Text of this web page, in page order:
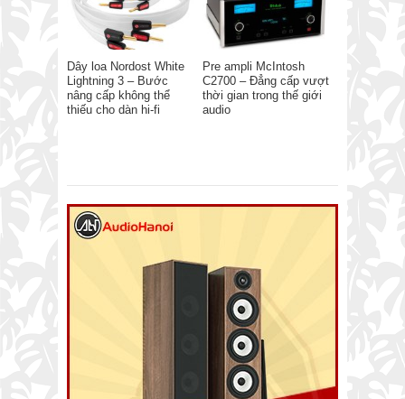
Dây loa Nordost White
Lightning 3 – Bước
nâng cấp không thể
thiếu cho dàn hi-fi
Pre ampli McIntosh
C2700 – Đẳng cấp vượt
thời gian trong thế giới
audio